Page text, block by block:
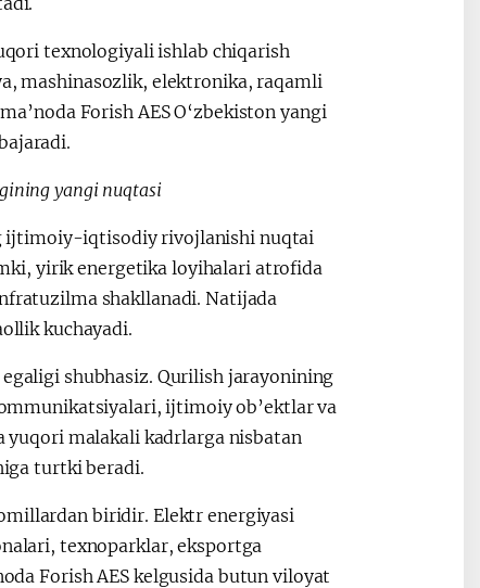
texnologiyali ishlab chiqarish
mashinasozlik, elektronika, raqamli
Forish AES O‘zbekiston yangi
yangi nuqtasi
ijtimoiy-iqtisodiy rivojlanishi nuqtai
yirik energetika loyihalari atrofida
shakllanadi. Natijada
kuchayadi.
shubhasiz. Qurilish jarayonining
ijtimoiy ob’ektlar va
malakali kadrlarga nisbatan
turtki beradi.
biridir. Elektr energiyasi
texnoparklar, eksportga
Forish AES kelgusida butun viloyat